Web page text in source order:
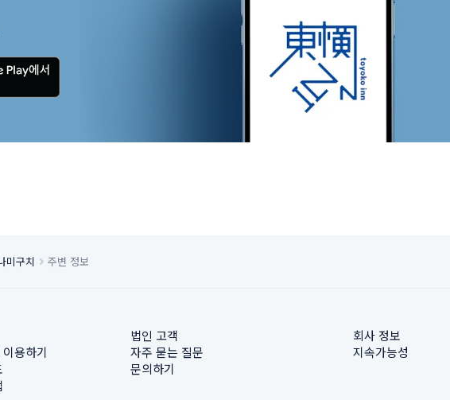
미구치 주변 정보
용하기
법인 고객
자주 묻는 질문
문의하기
회사 정보
지속가능성